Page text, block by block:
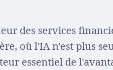
des services
où l'IA n'est plus
essentiel de